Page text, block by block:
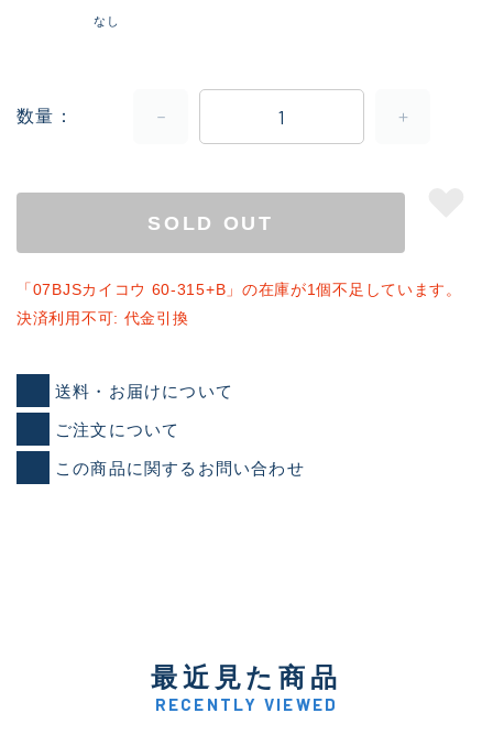
なし
数量
SOLD OUT
「07BJSカイコウ 60-315+B」の在庫が1個不足しています。
決済利用不可: 代金引換
送料・お届けについて
ご注文について
この商品に関するお問い合わせ
最近見た商品
RECENTLY VIEWED